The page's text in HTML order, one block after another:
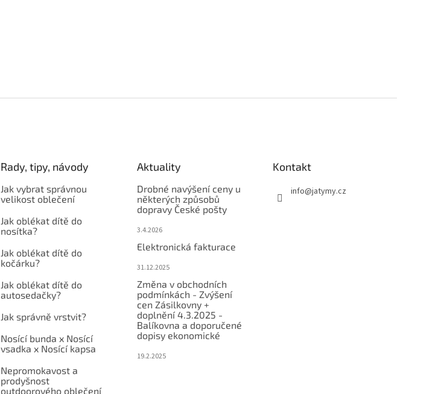
Rady, tipy, návody
Jak vybrat správnou
velikost oblečení
Jak oblékat dítě do
nosítka?
Jak oblékat dítě do
kočárku?
Jak oblékat dítě do
autosedačky?
Jak správně vrstvit?
Nosící bunda x Nosící
vsadka x Nosící kapsa
Nepromokavost a
prodyšnost
outdoorového oblečení
Aktuality
Drobné navýšení ceny u
některých způsobů
dopravy České pošty
3.4.2026
Elektronická fakturace
31.12.2025
Změna v obchodních
podmínkách - Zvýšení
cen Zásilkovny +
doplnění 4.3.2025 -
Balíkovna a doporučené
dopisy ekonomické
19.2.2025
Kontakt
info@jatymy.cz